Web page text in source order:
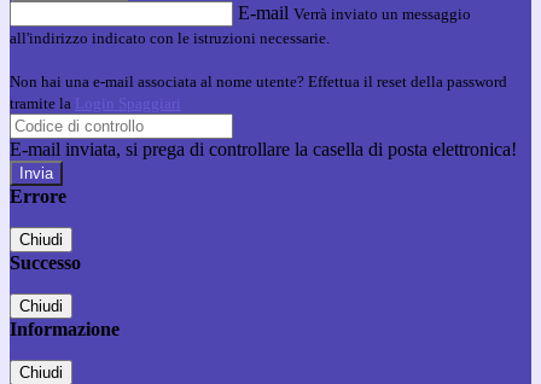
E-mail Verrà inviato un messaggio
all'indirizzo indicato con le istruzioni necessarie.
Non hai una e-mail associata al nome utente? Effettua il reset della password
tramite la Login Spaggiari
E-mail inviata, si prega di controllare la casella di posta elettronica!
Errore
Chiudi
Successo
Chiudi
Informazione
Chiudi